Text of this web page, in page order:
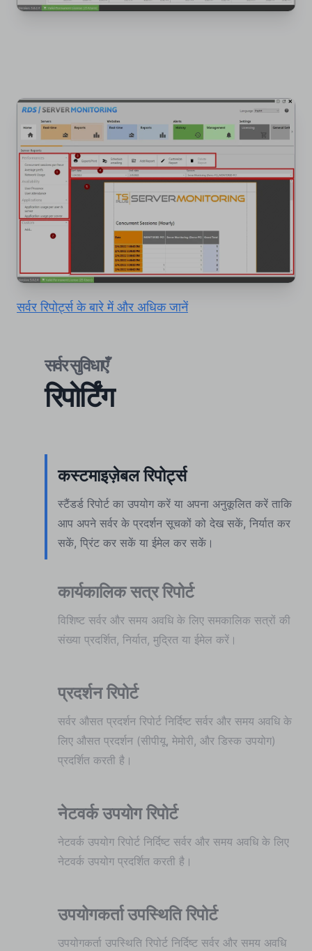
सर्वर सुविधाएँ
रिपोर्टिंग
कस्टमाइज़ेबल रिपोर्ट्स
स्टैंडर्ड रिपोर्ट का उपयोग करें या अपना अनुकूलित करें ताकि
आप अपने सर्वर के प्रदर्शन सूचकों को देख सकें, निर्यात कर
सकें, प्रिंट कर सकें या ईमेल कर सकें।
कार्यकालिक सत्र रिपोर्ट
विशिष्ट सर्वर और समय अवधि के लिए समकालिक सत्रों की
संख्या प्रदर्शित, निर्यात, मुद्रित या ईमेल करें।
प्रदर्शन रिपोर्ट
सर्वर औसत प्रदर्शन रिपोर्ट निर्दिष्ट सर्वर और समय अवधि के
लिए औसत प्रदर्शन (सीपीयू, मेमोरी, और डिस्क उपयोग)
प्रदर्शित करती है।
नेटवर्क उपयोग रिपोर्ट
नेटवर्क उपयोग रिपोर्ट निर्दिष्ट सर्वर और समय अवधि के लिए
नेटवर्क उपयोग प्रदर्शित करती है।
उपयोगकर्ता उपस्थिति रिपोर्ट
उपयोगकर्ता उपस्थिति रिपोर्ट निर्दिष्ट सर्वर और समय अवधि
सर्वर रिपोर्ट्स के बारे में और अधिक जानें